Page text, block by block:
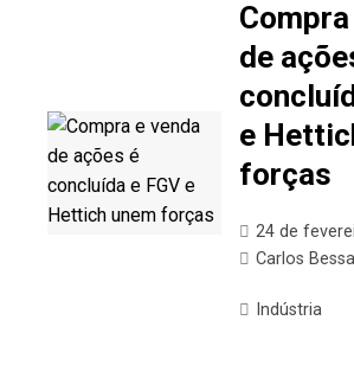
de
e
forças
24 de
Carlos Bessa
Indústria